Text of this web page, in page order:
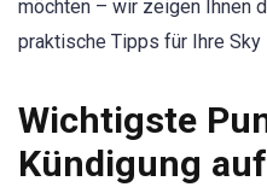
möchten – wir zeigen Ihnen
praktische Tipps für Ihre Sky
Wichtigste
Kündigung